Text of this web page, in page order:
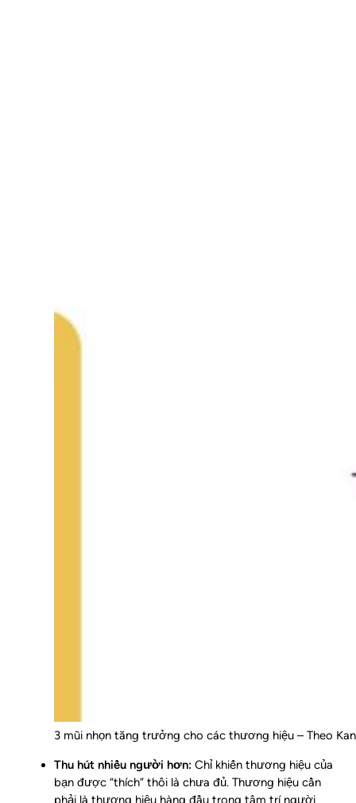
3 mũi nhọn tăng trưởng cho các thương hiệu – Theo
Thu hút nhiều người hơn: Chỉ khiến thương hiệu của
bạn được “thích” thôi là chưa đủ. Thương hiệu cần
phải là thương hiệu hàng đầu trong tâm trí người